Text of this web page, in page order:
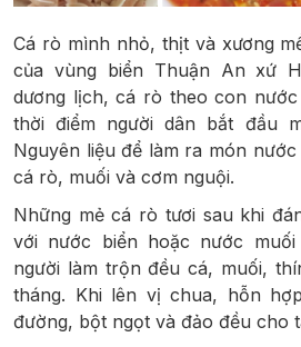
Cá rò mình nhỏ, thịt và xương
của vùng biển Thuận An xứ
dương lịch, cá rò theo con
thời điểm người dân bắt đầu
Nguyên liệu để làm ra món
cá rò, muối và cơm nguội.
Những mẻ cá rò tươi sau khi
với nước biển hoặc nước
người làm trộn đều cá, muối,
tháng. Khi lên vị chua, hỗn
đường, bột ngọt và đảo đều cho